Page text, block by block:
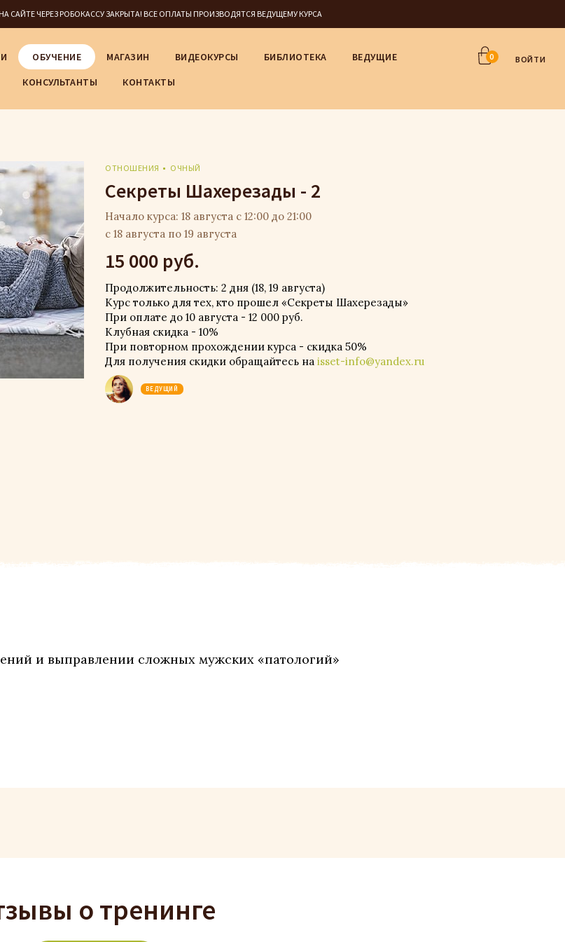
САЙТЕ ЧЕРЕЗ РОБОКАССУ ЗАКРЫТА! ВСЕ ОПЛАТЫ ПРОИЗВОДЯТСЯ ВЕДУЩЕМУ КУРСА
0 ВОЙТИ
ОБУЧЕНИЕ МАГАЗИН ВИДЕОКУРСЫ БИБЛИОТЕКА
ВЕДУЩИЕ
КОНСУЛЬТАНТЫ
КОНТАКТЫ
ОТНОШЕНИЯ ОЧНЫЙ
Секреты Шахерезады - 2
Начало курса: 18 августа с 12:00 до 21:00
с 18 августа по 19 августа
15 000 руб.
Продолжительность: 2 дня (18, 19 августа)
Курс только для тех, кто прошел «Секреты Шахерезады»
При оплате до 10 августа - 12 000 руб.
Клубная скидка - 10%
При повторном прохождении курса - скидка 50%
Для получения скидки обращайтесь на isset-info@yandex.ru
ВЕДУЩИЙ
и выправлении сложных мужских «патологий»
о тренинге